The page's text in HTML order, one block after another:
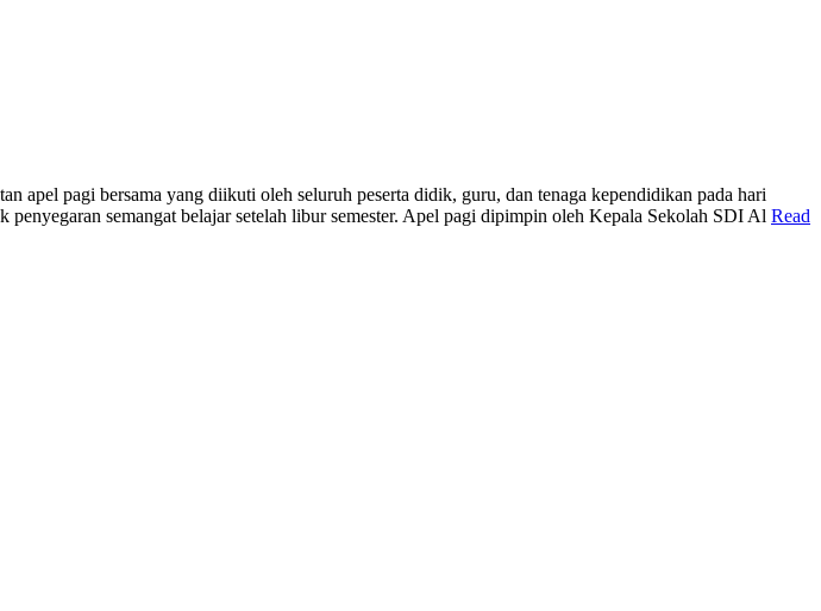
pagi bersama yang diikuti oleh seluruh peserta didik, guru, dan tenaga kependidikan pada hari
semangat belajar setelah libur semester. Apel pagi dipimpin oleh Kepala Sekolah SDI Al Read